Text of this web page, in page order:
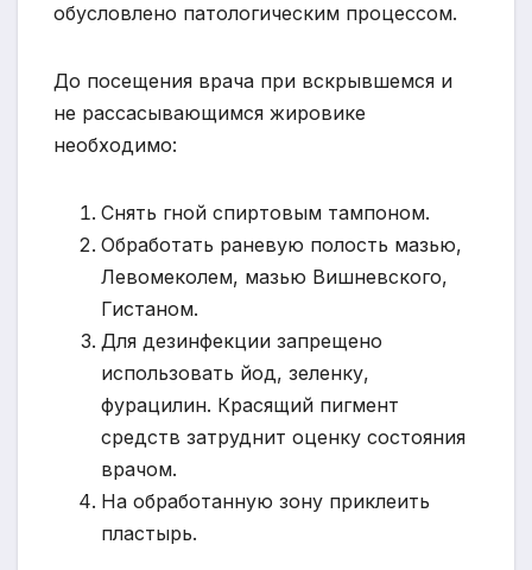
обусловлено патологическим процессом.
До посещения врача при вскрывшемся и
не рассасывающимся жировике
необходимо:
Снять гной спиртовым тампоном.
Обработать раневую полость мазью,
Левомеколем, мазью Вишневского,
Гистаном.
Для дезинфекции запрещено
использовать йод, зеленку,
фурацилин. Красящий пигмент
средств затруднит оценку состояния
врачом.
На обработанную зону приклеить
пластырь.